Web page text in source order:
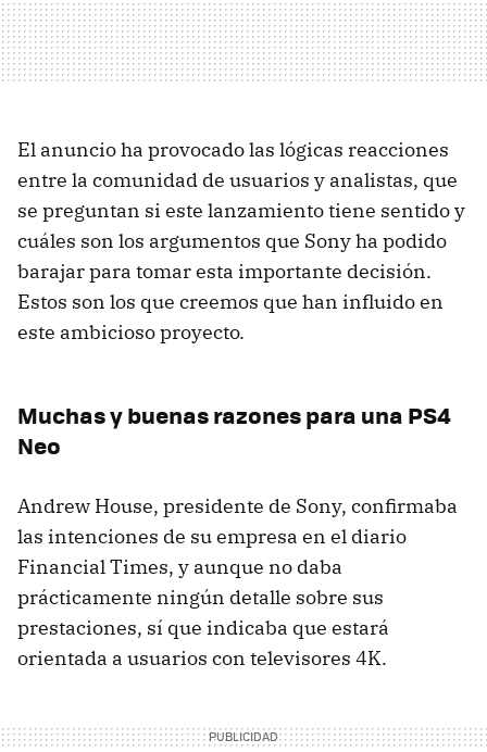
El anuncio ha provocado las lógicas reacciones
entre la comunidad de usuarios y analistas, que
se preguntan si este lanzamiento tiene sentido y
cuáles son los argumentos que Sony ha podido
barajar para tomar esta importante decisión.
Estos son los que creemos que han influido en
este ambicioso proyecto.
Muchas y buenas razones para una PS4
Neo
Andrew House, presidente de Sony, confirmaba
las intenciones de su empresa en el diario
Financial Times, y aunque no daba
prácticamente ningún detalle sobre sus
prestaciones, sí que indicaba que estará
orientada a usuarios con televisores 4K.